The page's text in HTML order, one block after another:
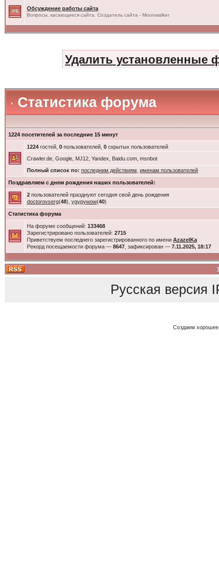
Обсуждение работы сайта
Вопросы, касающиеся сайта. Создатель сайта - Moonwalker
Удалить установленные
Статистика форума
1224 посетителей за последние 15 минут
1224гостей, 0пользователей, 0скрытых пользователей
Crawler.de, Google, MJ12, Yandex, Baidu.com, msnbot
Полный список по: последним действиям именам пользователей
Поздравляем с днем рождения наших пользователей:
2пользователей празднуют сегодня свой день рождения
doctorovserg(48), ygypywow(40)
Статистика форума
На форуме сообщений: 133468
Зарегистрировано пользователей: 2715
Приветствуем последнего зарегистрированного по имени AzazelKa
Рекорд посещаемости форума — 8647, зафиксирован — 7.11.2025, 18:17
Русская версия
Создаем